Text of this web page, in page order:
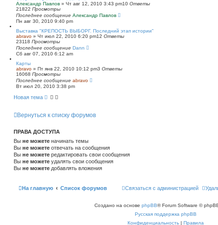
Александр Павлов » Чт авг 12, 2010 3:43 pm10 Ответы
21822 Просмотры
Последнее сообщение Александр Павлов
Пн авг 30, 2010 9:40 pm
Выставка "КРЕПОСТЬ ВЫБОРГ. Последний этап истории"
abravo » Чт июл 22, 2010 6:20 pm12 Ответы
23118 Просмотры
Последнее сообщение Dann
Сб авг 07, 2010 6:12 am
Карты
abravo » Пт янв 22, 2010 10:12 pm3 Ответы
16068 Просмотры
Последнее сообщение abravo
Вт июл 20, 2010 3:38 pm
Новая тема
Вернуться к списку форумов
ПРАВА ДОСТУПА
Вы не можете начинать темы
Вы не можете отвечать на сообщения
Вы не можете редактировать свои сообщения
Вы не можете удалять свои сообщения
Вы не можете добавлять вложения
На главную Список форумов Связаться с администрацией
Создано на основе phpBB® Forum Software ©
Русская поддержка phpBB
Конфиденциальность | Правила